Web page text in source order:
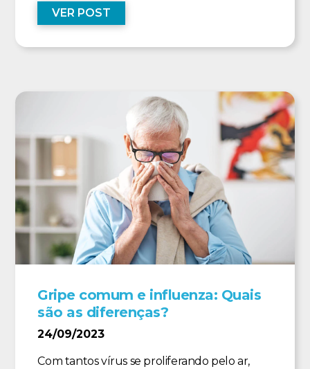
VER POST
Gripe comum e influenza: Quais
são as diferenças?
24/09/2023
Com tantos vírus se proliferando pelo ar,